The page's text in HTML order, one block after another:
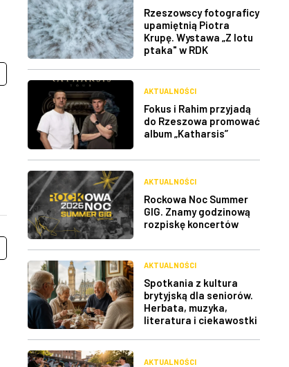
Rzeszowscy fotograficy
upamiętnią Piotra
Krupę. Wystawa „Z lotu
ptaka" w RDK
AKTUALNOŚCI
Fokus i Rahim przyjadą
do Rzeszowa promować
album „Katharsis”
AKTUALNOŚCI
Rockowa Noc Summer
GIG. Znamy godzinową
rozpiskę koncertów
AKTUALNOŚCI
Spotkania z kultura
brytyjską dla seniorów.
Herbata, muzyka,
literatura i ciekawostki
AKTUALNOŚCI